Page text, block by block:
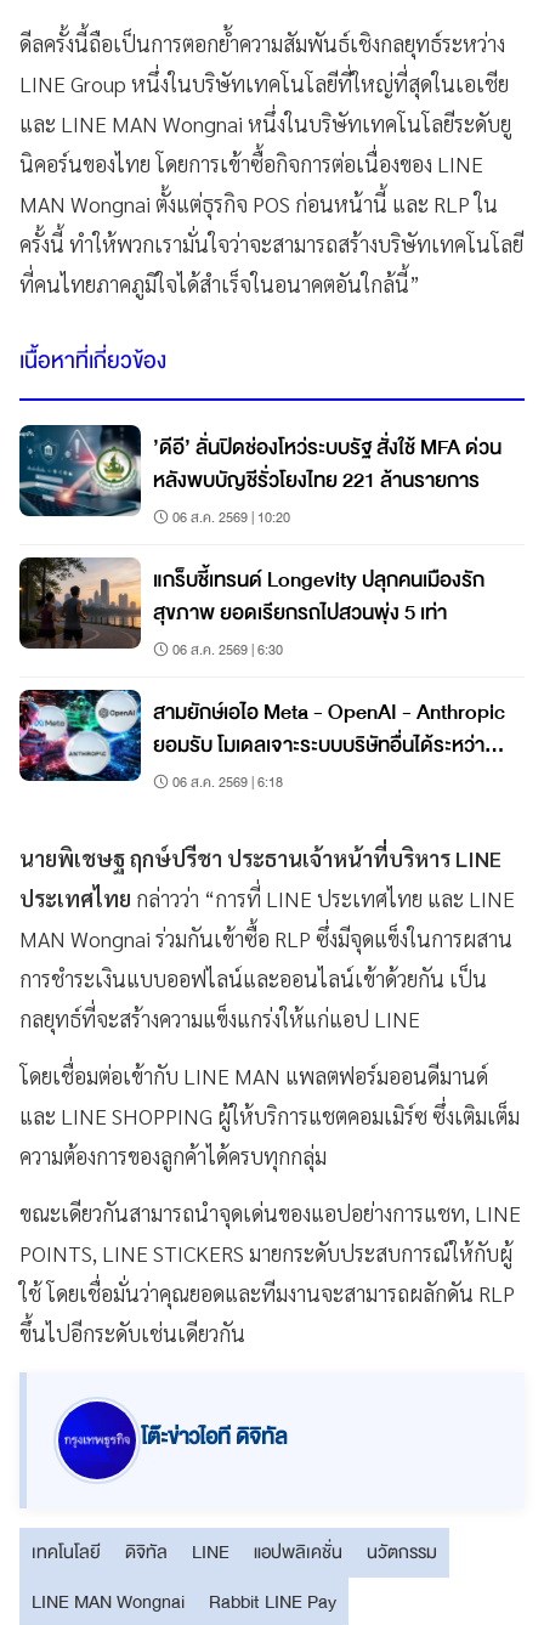
ดีลครั้งนี้ถือเป็นการตอกย้ำความสัมพันธ์เชิงกลยุทธ์ระหว่าง
LINE Group หนึ่งในบริษัทเทคโนโลยีที่ใหญ่ที่สุดในเอเชีย
และ LINE MAN Wongnai หนึ่งในบริษัทเทคโนโลยีระดับยู
นิคอร์นของไทย โดยการเข้าซื้อกิจการต่อเนื่องของ LINE
MAN Wongnai ตั้งแต่ธุรกิจ POS ก่อนหน้านี้ และ RLP ใน
ครั้งนี้ ทำให้พวกเรามั่นใจว่าจะสามารถสร้างบริษัทเทคโนโลยี
ที่คนไทยภาคภูมิใจได้สำเร็จในอนาคตอันใกล้นี้”
เนื้อหาที่เกี่ยวข้อง
’ดีอี’ ลั่นปิดช่องโหว่ระบบรัฐ สั่งใช้ MFA ด่วน
หลังพบบัญชีรั่วโยงไทย 221 ล้านรายการ
06 ส.ค. 2569 | 10:20
แกร็บชี้เทรนด์ Longevity ปลุกคนเมืองรัก
สุขภาพ ยอดเรียกรถไปสวนพุ่ง 5 เท่า
06 ส.ค. 2569 | 6:30
สามยักษ์เอไอ Meta - OpenAI - Anthropic
ยอมรับ โมเดลเจาะระบบบริษัทอื่นได้ระหว่าง
ทดสอบ
06 ส.ค. 2569 | 6:18
นายพิเชษฐ ฤกษ์ปรีชา ประธานเจ้าหน้าที่บริหาร LINE
ประเทศไทย กล่าวว่า “การที่ LINE ประเทศไทย และ LINE
MAN Wongnai ร่วมกันเข้าซื้อ RLP ซึ่งมีจุดแข็งในการผสาน
การชำระเงินแบบออฟไลน์และออนไลน์เข้าด้วยกัน เป็น
กลยุทธ์ที่จะสร้างความแข็งแกร่งให้แก่แอป LINE
โดยเชื่อมต่อเข้ากับ LINE MAN แพลตฟอร์มออนดีมานด์
และ LINE SHOPPING ผู้ให้บริการแชตคอมเมิร์ซ ซึ่งเติมเต็ม
ความต้องการของลูกค้าได้ครบทุกกลุ่ม
ขณะเดียวกันสามารถนำจุดเด่นของแอปอย่างการแชท, LINE
POINTS, LINE STICKERS มายกระดับประสบการณ์ให้กับผู้
ใช้ โดยเชื่อมั่นว่าคุณยอดและทีมงานจะสามารถผลักดัน RLP
ขึ้นไปอีกระดับเช่นเดียวกัน
โต๊ะข่าวไอที ดิจิทัล
เทคโนโลยี ดิจิทัล LINE แอปพลิเคชั่น
นวัตกรรม
LINE MAN Wongnai
Rabbit LINE Pay